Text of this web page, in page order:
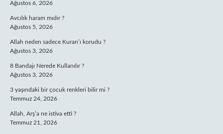
Ağustos 6, 2026
Avcılık haram mıdır ?
Ağustos 5, 2026
Allah neden sadece Kuran’ı korudu ?
Ağustos 3, 2026
8 Bandajı Nerede Kullanılır ?
Ağustos 3, 2026
3 yaşındaki bir çocuk renkleri bilir mi ?
Temmuz 24, 2026
Allah, Arş’a ne istiva etti ?
Temmuz 21, 2026